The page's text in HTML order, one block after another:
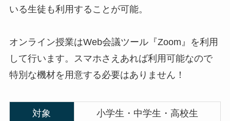
いる生徒も利用することが可能。
オンライン授業はWeb会議ツール『Zoom』を利用
して行います。スマホさえあれば利用可能なので
特別な機材を用意する必要はありません！
対象 小学生・中学生・高校生